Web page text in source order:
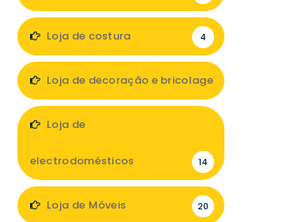
Loja de costura 4
Loja de decoração e bricolage
Loja de
electrodomésticos 14
Loja de Móveis 20